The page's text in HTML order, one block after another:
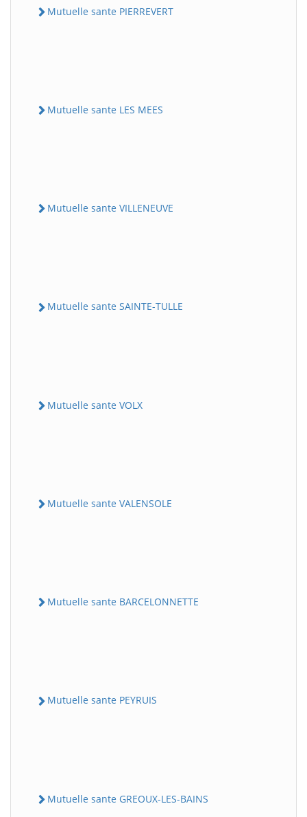
Mutuelle sante PIERREVERT
Mutuelle sante LES MEES
Mutuelle sante VILLENEUVE
Mutuelle sante SAINTE-TULLE
Mutuelle sante VOLX
Mutuelle sante VALENSOLE
Mutuelle sante BARCELONNETTE
Mutuelle sante PEYRUIS
Mutuelle sante GREOUX-LES-BAINS